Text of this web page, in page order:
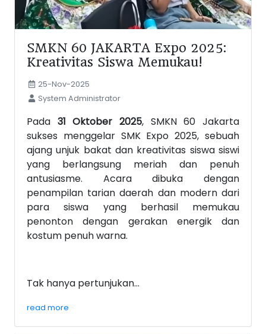
SMKN 60 JAKARTA Expo 2025:
Kreativitas Siswa Memukau!
25-Nov-2025
System Administrator
Pada 31 Oktober 2025, SMKN 60 Jakarta
sukses menggelar SMK Expo 2025, sebuah
ajang unjuk bakat dan kreativitas siswa siswi
yang berlangsung meriah dan penuh
antusiasme. Acara dibuka dengan
penampilan tarian daerah dan modern dari
para siswa yang berhasil memukau
penonton dengan gerakan energik dan
kostum penuh warna.
Tak hanya pertunjukan...
read more